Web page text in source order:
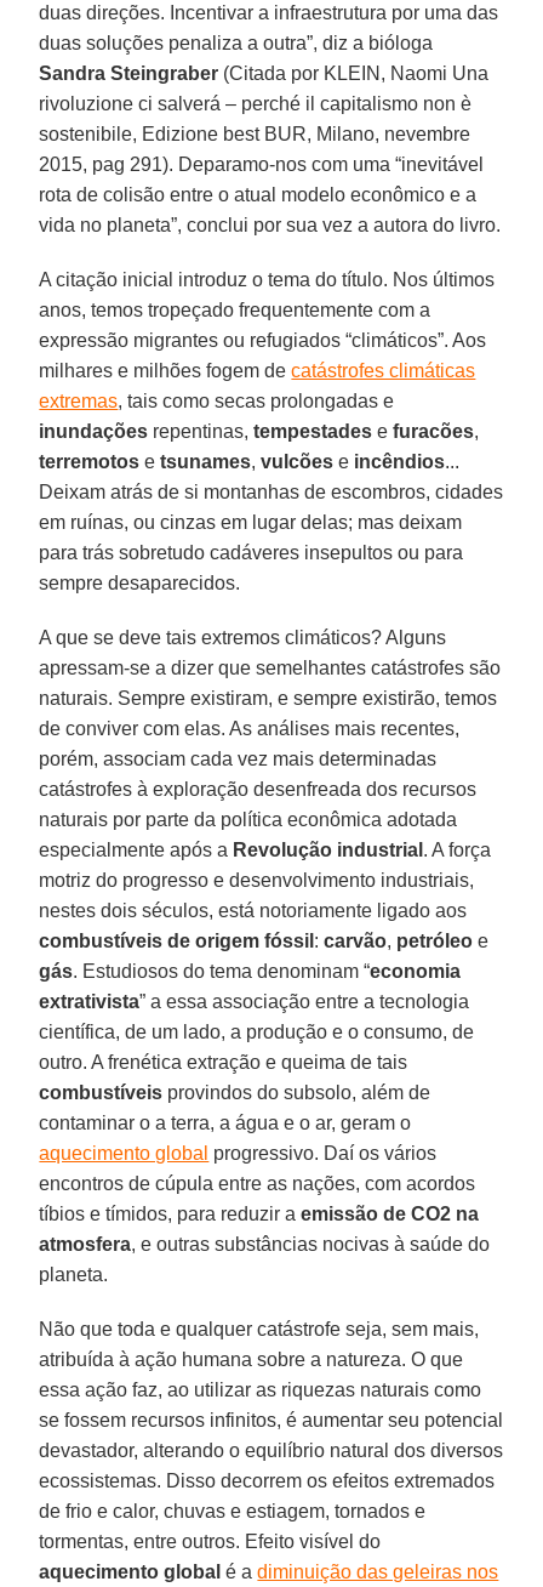
duas direções. Incentivar a infraestrutura por uma das
duas soluções penaliza a outra”, diz a bióloga
Sandra Steingraber (Citada por KLEIN, Naomi Una
rivoluzione ci salverá – perché il capitalismo non è
sostenibile, Edizione best BUR, Milano, nevembre
2015, pag 291). Deparamo-nos com uma “inevitável
rota de colisão entre o atual modelo econômico e a
vida no planeta”, conclui por sua vez a autora do livro.
A citação inicial introduz o tema do título. Nos últimos
anos, temos tropeçado frequentemente com a
expressão migrantes ou refugiados “climáticos”. Aos
milhares e milhões fogem decatástrofes climáticas
extremas, tais como secas prolongadas e
inundações repentinas,tempestades efuracões,
terremotos etsunames,vulcões e incêndios...
Deixam atrás de si montanhas de escombros, cidades
em ruínas, ou cinzas em lugar delas; mas deixam
para trás sobretudo cadáveres insepultos ou para
sempre desaparecidos.
A que se deve tais extremos climáticos? Alguns
apressam-se a dizer que semelhantes catástrofes são
naturais. Sempre existiram, e sempre existirão, temos
de conviver com elas. As análises mais recentes,
porém, associam cada vez mais determinadas
catástrofes à exploração desenfreada dos recursos
naturais por parte da política econômica adotada
especialmente após a Revolução industrial . A força
motriz do progresso e desenvolvimento industriais,
nestes dois séculos, está notoriamente ligado aos
combustíveis de origem fóssil :carvão, petróleo e
gás. Estudiosos do tema denominam “economia
extrativista” a essa associação entre a tecnologia
científica, de um lado, a produção e o consumo, de
outro. A frenética extração e queima de tais
combustíveis provindos do subsolo, além de
contaminar o a terra, a água e o ar, geram o
aquecimento global progressivo. Daí os vários
encontros de cúpula entre as nações, com acordos
tíbios e tímidos, para reduzir aemissão de CO2 na
atmosfera, e outras substâncias nocivas à saúde do
planeta.
Não que toda e qualquer catástrofe seja, sem mais,
atribuída à ação humana sobre a natureza. O que
essa ação faz, ao utilizar as riquezas naturais como
se fossem recursos infinitos, é aumentar seu potencial
devastador, alterando o equilíbrio natural dos diversos
ecossistemas. Disso decorrem os efeitos extremados
de frio e calor, chuvas e estiagem, tornados e
tormentas, entre outros. Efeito visível do
aquecimento global é adiminuição das geleiras nos